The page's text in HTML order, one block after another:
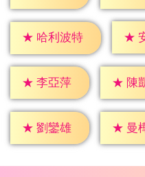
★ 哈利波特 ★
★ 李亞萍 ★ 陳
★ 劉鑾雄 ★ 曼